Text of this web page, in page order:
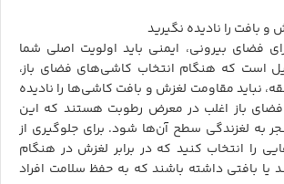
و بافت را نادیده نگیرید
فضای بیرونی، ایمنی باید اولویت اصلی شما
است که هنگام انتخاب کاشی‌های فضای باز،
نباید مقاومت لغزش و بافت کاشی‌ها را نادیده
باز اغلب در معرض رطوبت هستند که این
به لغزندگی سطح آن‌ها شود. برای جلوگیری از
را انتخاب کنید که در برابر لغزش در هنگام
یا بافتی داشته باشند که به حفظ سلامت افراد